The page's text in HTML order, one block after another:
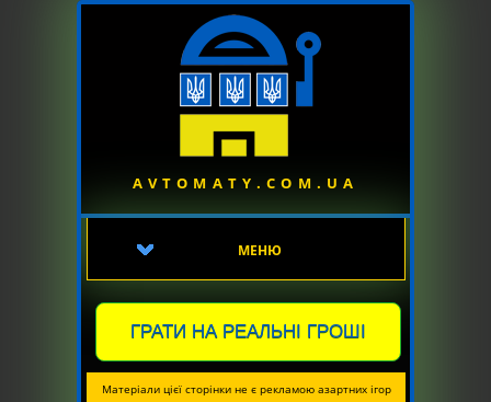
AVTOMATY.COM.UA
МЕНЮ
ГРАТИ НА РЕАЛЬНІ ГРОШІ
Матеріали цієї сторінки не є рекламою азартних ігор